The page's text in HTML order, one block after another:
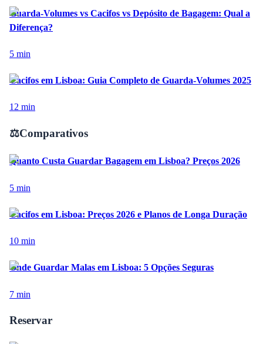
Guarda-Volumes vs Cacifos vs Depósito de Bagagem: Qual a
Diferença?
5 min
Cacifos em Lisboa: Guia Completo de Guarda-Volumes 2025
12 min
⚖️Comparativos
Quanto Custa Guardar Bagagem em Lisboa? Preços 2026
5 min
Cacifos em Lisboa: Preços 2026 e Planos de Longa Duração
10 min
Onde Guardar Malas em Lisboa: 5 Opções Seguras
7 min
Reservar